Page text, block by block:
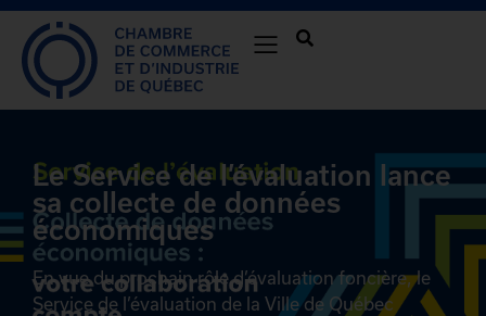
Le Service de l’évaluation lance
sa collecte de données
économiques
En vue du prochain rôle d’évaluation foncière, le
Service de l’évaluation de la Ville de Québec